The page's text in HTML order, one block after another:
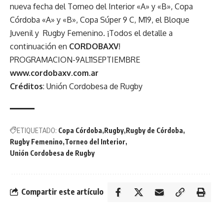
nueva fecha del Torneo del Interior «A» y «B», Copa
Córdoba «A» y «B», Copa Súper 9 C, M19, el Bloque
Juvenil y Rugby Femenino. ¡Todos el detalle a
continuación en CORDOBAXV!
PROGRAMACION-9AL11SEPTIEMBRE
www.cordobaxv.com.ar
Créditos: Unión Cordobesa de Rugby
ETIQUETADO: Copa Córdoba Rugby Rugby de Córdoba
Rugby Femenino Torneo del Interior
Unión Cordobesa de Rugby
Compartir este artículo